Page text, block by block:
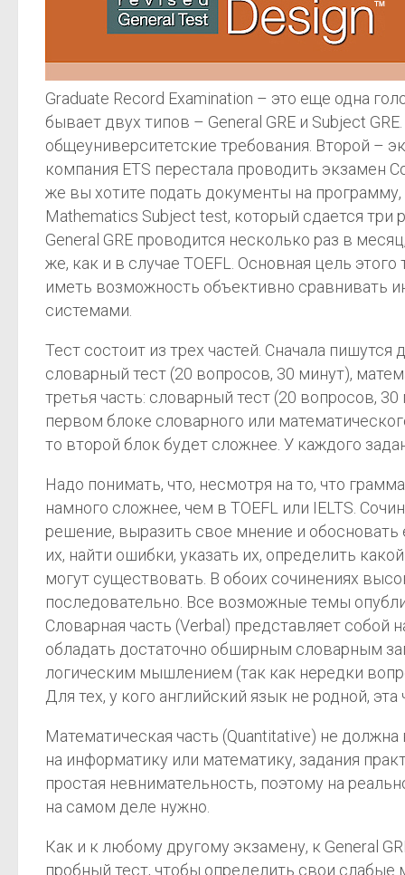
Graduate Record Examination – это еще одна
бывает двух типов – General GRE и Subject
общеуниверситетские требования. Второй –
компания ETS перестала проводить экзамен
же вы хотите подать документы на
Mathematics Subject test, который сдается три
General GRE проводится несколько раз в
же, как и в случае TOEFL. Основная цель
иметь возможность объективно сравнивать
системами.
Тест состоит из трех частей. Сначала
словарный тест (20 вопросов, 30 минут),
третья часть: словарный тест (20 вопросов,
первом блоке словарного или
то второй блок будет сложнее. У каждого
Надо понимать, что, несмотря на то, что
намного сложнее, чем в TOEFL или IELTS.
решение, выразить свое мнение и обосновать
их, найти ошибки, указать их, определить
могут существовать. В обоих сочинениях
последовательно. Все возможные темы
Словарная часть (Verbal) представляет
обладать достаточно обширным словарным
логическим мышлением (так как нередки
Для тех, у кого английский язык не родной,
Математическая часть (Quantitative) не
на информатику или математику, задания
простая невнимательность, поэтому на
на самом деле нужно.
Как и к любому другому экзамену, к General
пробный тест, чтобы определить свои слабые